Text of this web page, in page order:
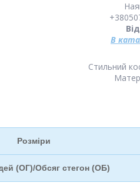
В
Стильний
Розміри
(ОГ)/Обсяг стегон (ОБ)